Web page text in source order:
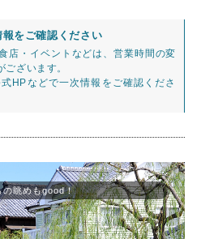
をご確認ください
店・イベントなどは、営業時間の変
ざいます。
HPなどで一次情報をご確認くださ
の眺めもgood！